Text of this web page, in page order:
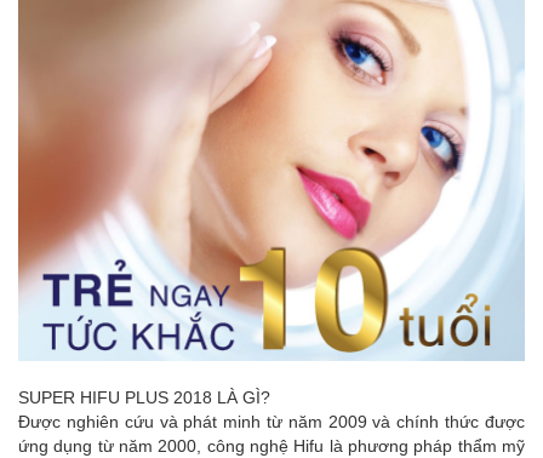
SUPER HIFU PLUS 2018 LÀ GÌ?
Được nghiên cứu và phát minh từ năm 2009 và chính thức được
ứng dụng từ năm 2000, công nghệ Hifu là phương pháp thẩm mỹ